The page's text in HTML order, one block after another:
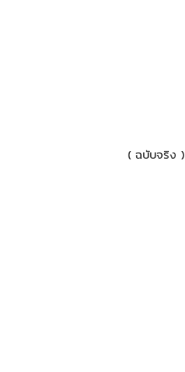
( ฉบับจริง )